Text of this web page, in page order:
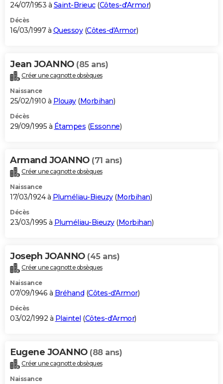
24/07/1953 à Saint-Brieuc(Côtes-d'Armor)
Décès
16/03/1997 à Quessoy(Côtes-d'Armor)
Jean JOANNO (85 ans)
Créer une cagnotte obsèques
Naissance
25/02/1910 à Plouay(Morbihan)
Décès
29/09/1995 à Étampes (Essonne)
Armand JOANNO (71 ans)
Créer une cagnotte obsèques
Naissance
17/03/1924 à Pluméliau-Bieuzy(Morbihan)
Décès
23/03/1995 à Pluméliau-Bieuzy(Morbihan)
Joseph JOANNO (45 ans)
Créer une cagnotte obsèques
Naissance
07/09/1946 à Bréhand (Côtes-d'Armor)
Décès
03/02/1992 à Plaintel (Côtes-d'Armor)
Eugene JOANNO (88 ans)
Créer une cagnotte obsèques
Naissance